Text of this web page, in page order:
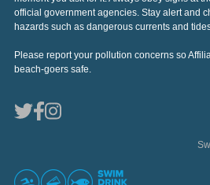
official government agencies. Stay alert and
hazards such as dangerous currents and
Please report your pollution concerns so
beach-goers safe.